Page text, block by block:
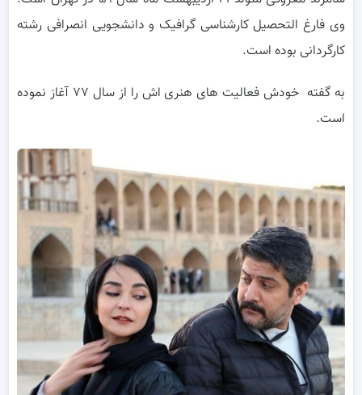
وی فارغ التحصیل کارشناسی گرافیک و دانشجویی انصرافی رشته
کارگردانی بوده است.
به گفته خودش فعالیت های هنری اش را از سال ۷۷ آغاز نموده
است.